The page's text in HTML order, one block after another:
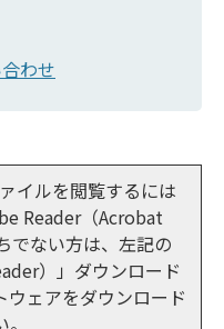
わせ
イルを閲覧するには
Reader（Acrobat
でない方は、左記の
）」ダウンロード
ェアをダウンロード